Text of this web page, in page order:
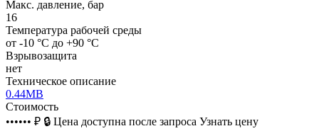
Макс. давление, бар
16
Температура рабочей среды
от -10 °C до +90 °C
Взрывозащита
нет
Техническое описание
0.44MB
Стоимость
•••••• ₽ 🔒 Цена доступна после запроса Узнать цену